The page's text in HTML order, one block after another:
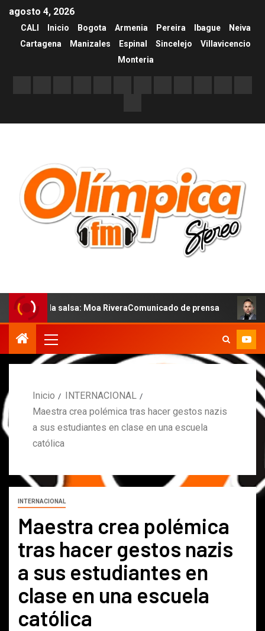
agosto 4, 2026
CALI Inicio Bogota Armenia Pereira Ibague
Neiva
Cartagena
Manizales Espinal Sincelejo
Villavicencio
Monteria
salsa: Moa RiveraComunicado de prensa MARCOS
Inicio
INTERNACIONAL
Maestra crea polémica tras hacer gestos nazis
a sus estudiantes en clase en una escuela
católica
INTERNACIONAL
Maestra crea polémica
tras hacer gestos nazis
a sus estudiantes en
clase en una escuela
católica